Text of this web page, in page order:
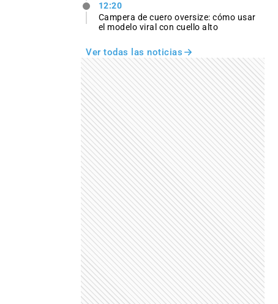
12:20
Campera de cuero oversize: cómo usar
el modelo viral con cuello alto
Ver todas las noticias